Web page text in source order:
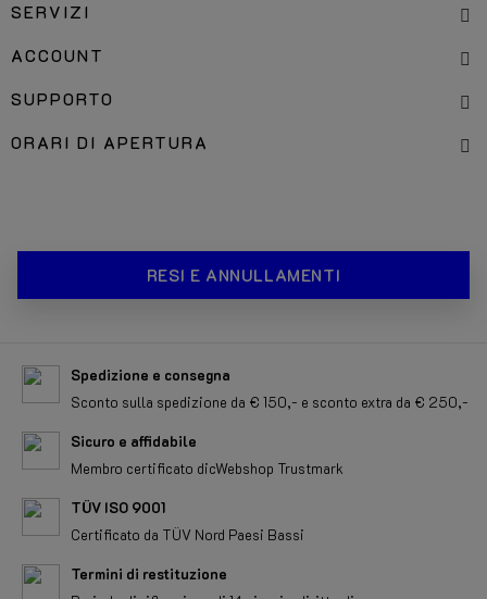
SERVIZI
ACCOUNT
SUPPORTO
ORARI DI APERTURA
RESI E ANNULLAMENTI
Spedizione e consegna
Sconto sulla spedizione da € 150,- e sconto extra da € 250,-
Sicuro e affidabile
Membro certificato dicWebshop Trustmark
TÜV ISO 9001
Certificato da TÜV Nord Paesi Bassi
Termini di restituzione